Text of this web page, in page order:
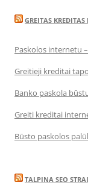
GREITAS KREDITAS
Paskolos internetu
Greitieji kreditai
Banko paskola
Greiti kreditai
Būsto paskolos
TALPINA SEO